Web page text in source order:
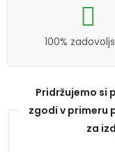
100%
Pridržujemo si
zgodi v primeru
za